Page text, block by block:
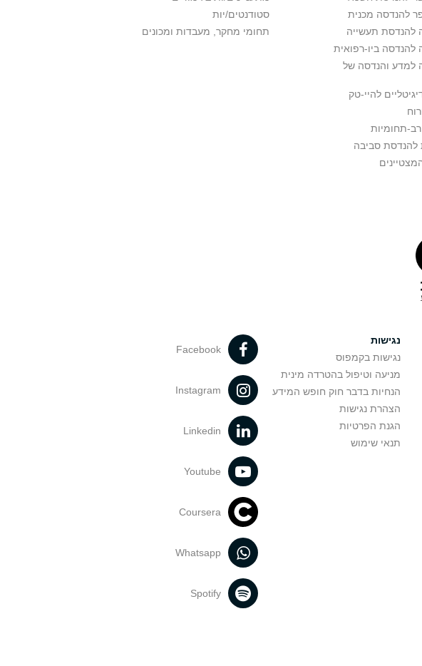
להנדסה מכנית
להנדסת תעשייה
ביו-רפואית
למדע והנדסה של
להיי-טק
רב-תחומיות
להנדסת סביבה
סטודנטים/יות
תחומי מחקר, מעבדות ומכונים
נגישות
נגישות בקמפוס
מניעה וטיפול בהטרדה מינית
הנחיות בדבר חוק חופש המידע
הצהרת נגישות
הגנת הפרטיות
תנאי שימוש
Facebook
Instagram
Linkedin
Youtube
Coursera
Whatsapp
Spotify